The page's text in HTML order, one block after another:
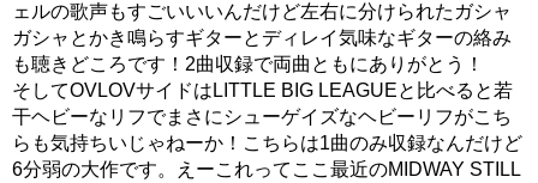
ェルの歌声もすごいいいんだけど左右に分けられたガシャ
ガシャとかき鳴らすギターとディレイ気味なギターの絡み
も聴きどころです！2曲収録で両曲ともにありがとう！
そしてOVLOVサイドはLITTLE BIG LEAGUEと比べると若
干ヘビーなリフでまさにシューゲイズなヘビーリフがこち
らも気持ちいじゃねーか！こちらは1曲のみ収録なんだけど
6分弱の大作です。えーこれってここ最近のMIDWAY STILL